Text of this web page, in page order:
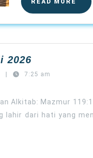
READ MORE
2026
harian
Juli
2026
| 7:25 am
Alkitab: Mazmur
lahir dari hati yang